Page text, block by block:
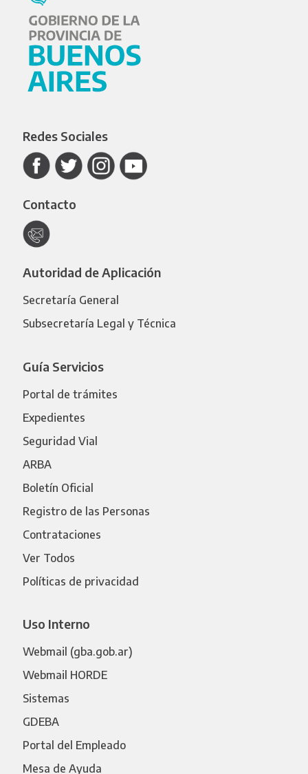
Redes Sociales
Contacto
Autoridad de Aplicación
Secretaría General
Subsecretaría Legal y Técnica
Guía Servicios
Portal de trámites
Expedientes
Seguridad Vial
ARBA
Boletín Oficial
Registro de las Personas
Contrataciones
Ver Todos
Políticas de privacidad
Uso Interno
Webmail (gba.gob.ar)
Webmail HORDE
Sistemas
GDEBA
Portal del Empleado
Mesa de Ayuda